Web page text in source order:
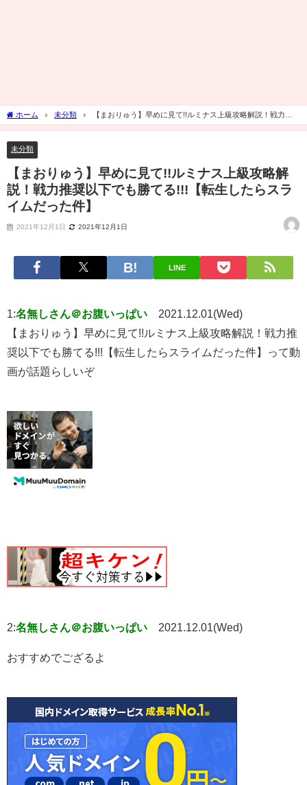
ホーム 未分類
【まおりゅう】早めに見て!!ルミナス上級攻略解説！戦力推
奨以下でも勝てる!!!【転生したらスライムだった件】
未分類
【まおりゅう】早めに見て!!ルミナス上級攻略解
説！戦力推奨以下でも勝てる!!!【転生したらスラ
イムだった件】
2021年12月1日 2021年12月1日
LINE
1:名無しさん＠お腹いっぱい
2021.12.01(Wed)
【まおりゅう】早めに見て!!ルミナス上級攻略解説！戦力推
奨以下でも勝てる!!!【転生したらスライムだった件】って動
画が話題らしいぞ
2:名無しさん＠お腹いっぱい 2021.12.01(Wed)
おすすめでござるよ